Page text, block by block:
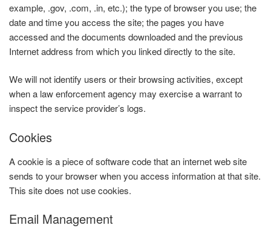
example, .gov, .com, .in, etc.); the type of browser you use; the
date and time you access the site; the pages you have
accessed and the documents downloaded and the previous
Internet address from which you linked directly to the site.
We will not identify users or their browsing activities, except
when a law enforcement agency may exercise a warrant to
inspect the service provider’s logs.
Cookies
A cookie is a piece of software code that an internet web site
sends to your browser when you access information at that site.
This site does not use cookies.
Email Management